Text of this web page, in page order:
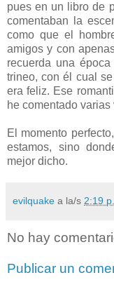
pues en un libro de
comentaban la
como que el
amigos y con
recuerda una
trineo, con él cual
era feliz. Ese
he comentado
El momento
estamos, sino
mejor dicho.
evilquake a la/s 2:19
No hay
Publicar un